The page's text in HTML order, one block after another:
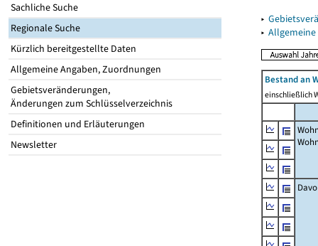
Sachliche Suche
Regionale Suche
Kürzlich bereitgestellte Daten
Allgemeine Angaben, Zuordnungen
Gebietsveränderungen,
Änderungen zum Schlüsselverzeichnis
Definitionen und Erläuterungen
Newsletter
▸
▸
Bestand an
einschließlich